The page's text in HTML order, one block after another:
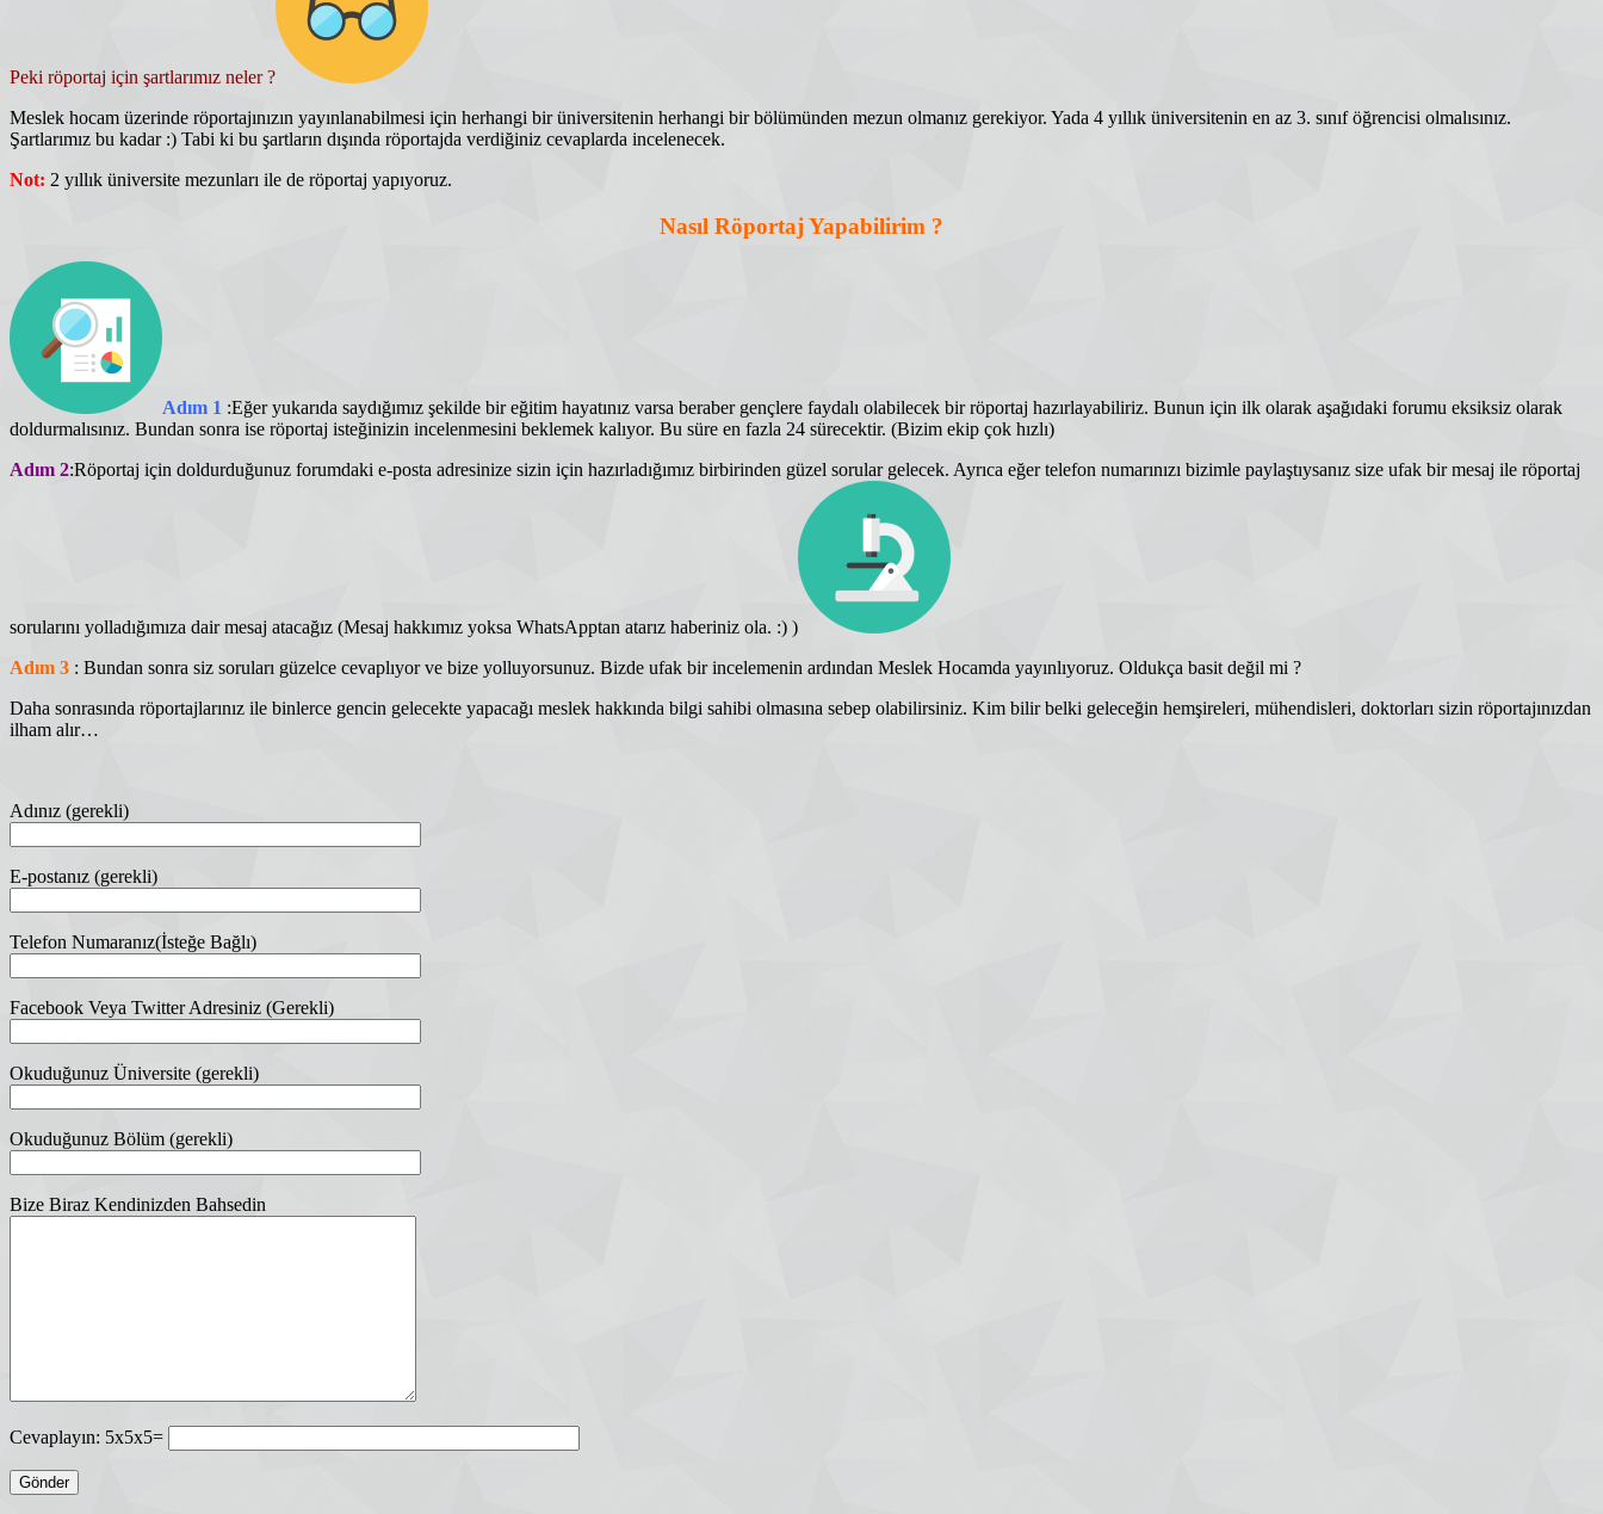
Peki röportaj için şartlarımız neler ?
Meslek hocam üzerinde röportajınızın yayınlanabilmesi için herhangi bir üniversitenin herhangi bir bölümünden mezun olmanız gerekiyor. Yada 4 yıllık üniversitenin en az 3. sınıf öğrencisi olmalısınız.
Şartlarımız bu kadar :) Tabi ki bu şartların dışında röportajda verdiğiniz cevaplarda incelenecek.
Not: 2 yıllık üniversite mezunları ile de röportaj yapıyoruz.
Nasıl Röportaj Yapabilirim ?
Adım 1 :Eğer yukarıda saydığımız şekilde bir eğitim hayatınız varsa beraber gençlere faydalı olabilecek bir röportaj hazırlayabiliriz. Bunun için ilk olarak aşağıdaki forumu eksiksiz olarak
doldurmalısınız. Bundan sonra ise röportaj isteğinizin incelenmesini beklemek kalıyor. Bu süre en fazla 24 sürecektir. (Bizim ekip çok hızlı)
Adım 2:Röportaj için doldurduğunuz forumdaki e-posta adresinize sizin için hazırladığımız birbirinden güzel sorular gelecek. Ayrıca eğer telefon numarınızı bizimle paylaştıysanız size ufak bir mesaj ile röportaj
sorularını yolladığımıza dair mesaj atacağız (Mesaj hakkımız yoksa WhatsApptan atarız haberiniz ola. :) )
Adım 3 : Bundan sonra siz soruları güzelce cevaplıyor ve bize yolluyorsunuz. Bizde ufak bir incelemenin ardından Meslek Hocamda yayınlıyoruz. Oldukça basit değil mi ?
Daha sonrasında röportajlarınız ile binlerce gencin gelecekte yapacağı meslek hakkında bilgi sahibi olmasına sebep olabilirsiniz. Kim bilir belki geleceğin hemşireleri, mühendisleri, doktorları sizin röportajınızdan
ilham alır…
Adınız (gerekli)
E-postanız (gerekli)
Telefon Numaranız(İsteğe Bağlı)
Facebook Veya Twitter Adresiniz (Gerekli)
Okuduğunuz Üniversite (gerekli)
Okuduğunuz Bölüm (gerekli)
Bize Biraz Kendinizden Bahsedin
Cevaplayın: 5x5x5=